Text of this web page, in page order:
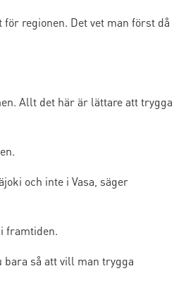
regionen. Det vet man först då
Allt det här är lättare att trygga
och inte i Vasa, säger
framtiden.
så att vill man trygga